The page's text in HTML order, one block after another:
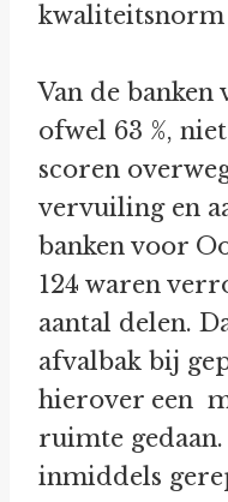
kwaliteitsnorm
Van de banken
ofwel 63 %,
scoren
vervuiling en
banken voor
124 waren
aantal delen.
afvalbak bij
hierover een
ruimte
inmiddels